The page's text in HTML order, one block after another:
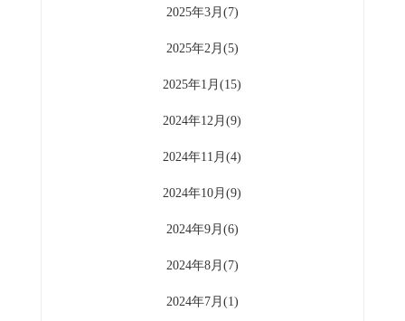
2025年3月(7)
2025年2月(5)
2025年1月(15)
2024年12月(9)
2024年11月(4)
2024年10月(9)
2024年9月(6)
2024年8月(7)
2024年7月(1)